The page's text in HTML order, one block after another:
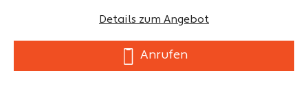
Details zum Angebot
Anrufen